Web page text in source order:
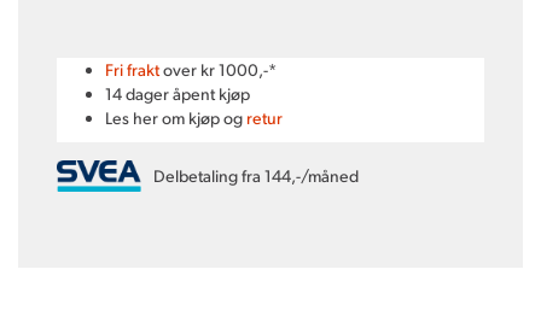
Fri fraktover kr 1000,-*
14 dager åpent kjøp
Les her om kjøp og retur
Delbetaling fra 144,-/måned